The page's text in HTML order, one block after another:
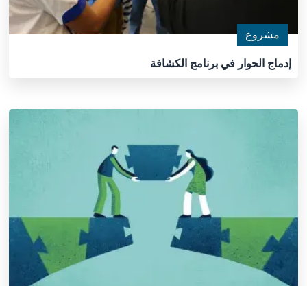
مشروع
إدماج الحوار في برنامج الكشافة